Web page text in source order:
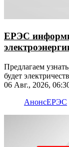
ЕРЭС
Предлагаем
будет
06 Авг., 2026,
АнонсЕРЭС